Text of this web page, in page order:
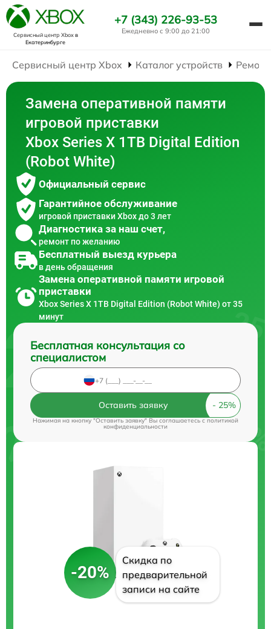
Сервисный центр Xboxв
Екатеринбурге
+7 (343) 226-93-53
Ежедневно с 9:00 до 21:00
Сервисный центр Xbox Каталог устройств
Замена оперативной памяти
игровой приставки
Xbox Series X 1TB Digital Edition
(Robot White)
Официальный сервис
Гарантийное обслуживание
игровой приставки Xbox до 3 лет
Диагностика за наш счет,
ремонт по желанию
Бесплатный выезд курьера
в день обращения
Замена оперативной памяти игровой
приставки
Xbox Series X 1TB Digital Edition (Robot White) от 35
минут
Бесплатная консультация со
специалистом
Оставить заявку
Нажимая на кнопку "Оставить заявку" Вы соглашаетесь c политикой
конфиденциальности
-20%
Скидка по
предварительной
записи на сайте